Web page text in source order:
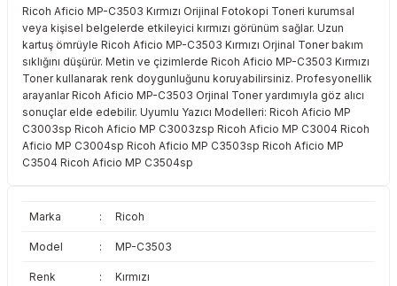
Sharp
Toshiba
Triumph Adler
Utax
Toshiba
Triumph Adler
Utax
Xerox
Ricoh Aficio MP-C3503 Kırmızı Orijinal Fotokopi Toneri kurumsal
veya kişisel belgelerde etkileyici kırmızı görünüm sağlar. Uzun
kartuş ömrüyle Ricoh Aficio MP-C3503 Kırmızı Orjinal Toner bakım
sıklığını düşürür. Metin ve çizimlerde Ricoh Aficio MP-C3503 Kırmızı
Toner kullanarak renk doygunluğunu koruyabilirsiniz. Profesyonellik
arayanlar Ricoh Aficio MP-C3503 Orjinal Toner yardımıyla göz alıcı
sonuçlar elde edebilir. Uyumlu Yazıcı Modelleri: Ricoh Aficio MP
C3003sp Ricoh Aficio MP C3003zsp Ricoh Aficio MP C3004 Ricoh
Aficio MP C3004sp Ricoh Aficio MP C3503sp Ricoh Aficio MP
C3504 Ricoh Aficio MP C3504sp
Marka : Ricoh
Model : MP-C3503
Renk : Kırmızı